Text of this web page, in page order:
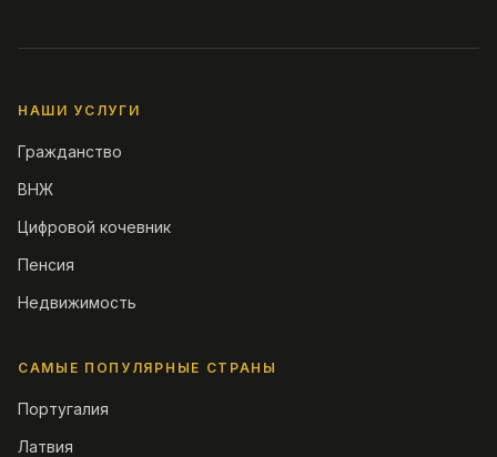
НАШИ УСЛУГИ
Гражданство
ВНЖ
Цифровой кочевник
Пенсия
Недвижимость
САМЫЕ ПОПУЛЯРНЫЕ СТРАНЫ
Португалия
Латвия